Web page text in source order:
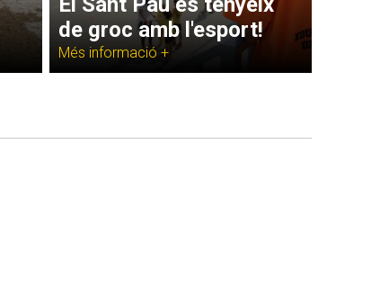
de groc amb l'esport!
Més informació +